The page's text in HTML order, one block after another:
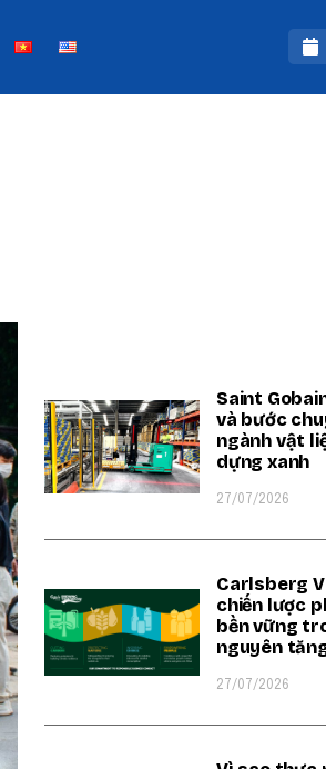
Saint
và bước
ngành vật
dựng xanh
27/07/2026
Carlsberg
chiến lược
bền vững
nguyên
27/07/2026